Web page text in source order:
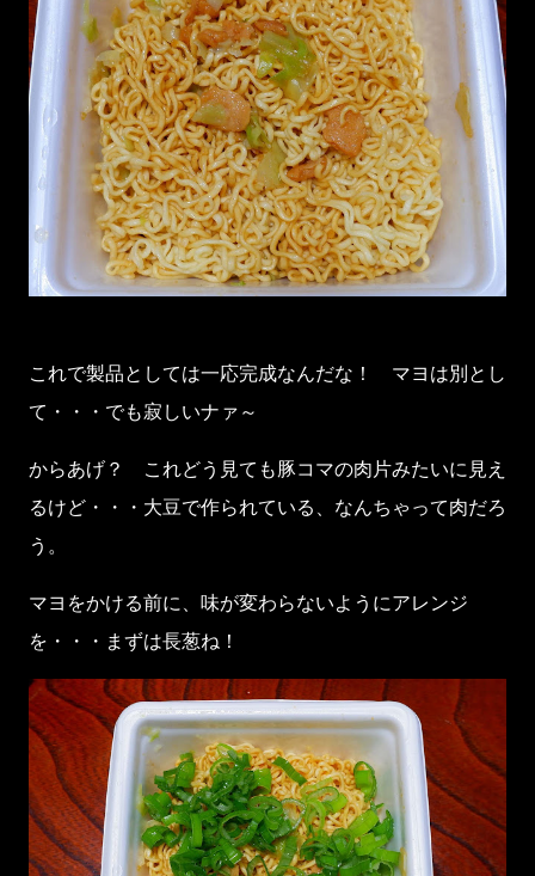
これで製品としては一応完成なんだな！ マヨは別とし
て・・・でも寂しいナァ～
からあげ？ これどう見ても豚コマの肉片みたいに見え
るけど・・・大豆で作られている、なんちゃって肉だろ
う。
マヨをかける前に、味が変わらないようにアレンジ
を・・・まずは長葱ね！